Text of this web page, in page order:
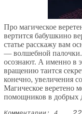
Про магическое
вертится бабушкино
статье расскажу вам
— волшебной палочки.
осознают. А именно в
вращению таится
конечно, увеличения
Магическое веретено
помощников в добрых